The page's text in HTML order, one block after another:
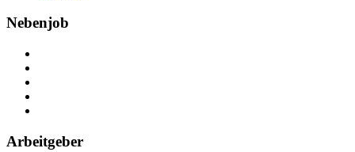
Nebenjob
Arbeitgeber